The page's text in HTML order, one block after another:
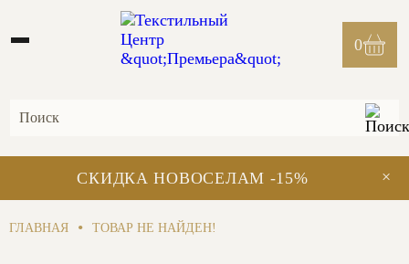
0
×
СКИДКА НОВОСЕЛАМ -15%
ГЛАВНАЯ • ТОВАР НЕ НАЙДЕН!